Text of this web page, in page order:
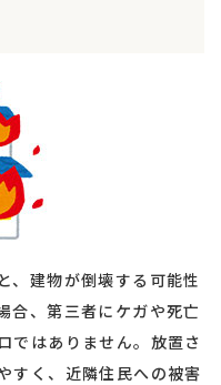
、建物が倒壊する可能性
合、第三者にケガや死亡
ではありません。放置さ
すく、近隣住民への被害